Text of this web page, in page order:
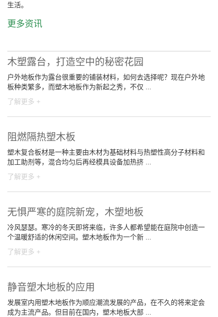
生活。
更多资讯
木塑露台，打造空中的秘密花园
户外地板作为露台很重要的铺装材料，如何去选择呢？现在户外地
板种类繁多，而塑木地板作为新起之秀，不仅 ...
了解更多 +
阻燃隔热塑木板
塑木复合板材是一种主要由木材为基础材料与热塑性高分子材料和
加工助剂等，混合均匀后再经模具设备加热挤 ...
了解更多 +
无惧严寒的庭院新宠，木塑地板
冷风瑟瑟。寒冷的冬天即将来临，许多人都希望能在庭院中创造一
个温暖舒适的休闲空间。塑木地板作为一个新 ...
了解更多 +
静音塑木地板的应用
发展室内用塑木地板作为顺应潮流发展的产品，在不久的将来定会
成为主流产品。但目前在国内，塑木地板大部 ...